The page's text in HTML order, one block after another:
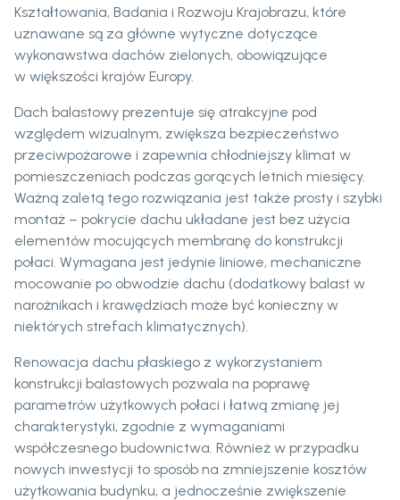
Kształtowania, Badania i Rozwoju Krajobrazu, które
uznawane są za główne wytyczne dotyczące
wykonawstwa dachów zielonych, obowiązujące
w większości krajów Europy.
Dach balastowy prezentuje się atrakcyjne pod
względem wizualnym, zwiększa bezpieczeństwo
przeciwpożarowe i zapewnia chłodniejszy klimat w
pomieszczeniach podczas gorących letnich miesięcy.
Ważną zaletą tego rozwiązania jest także prosty i szybki
montaż – pokrycie dachu układane jest bez użycia
elementów mocujących membranę do konstrukcji
połaci. Wymagana jest jedynie liniowe, mechaniczne
mocowanie po obwodzie dachu (dodatkowy balast w
narożnikach i krawędziach może być konieczny w
niektórych strefach klimatycznych).
Renowacja dachu płaskiego z wykorzystaniem
konstrukcji balastowych pozwala na poprawę
parametrów użytkowych połaci i łatwą zmianę jej
charakterystyki, zgodnie z wymaganiami
współczesnego budownictwa. Również w przypadku
nowych inwestycji to sposób na zmniejszenie kosztów
użytkowania budynku, a jednocześnie zwiększenie